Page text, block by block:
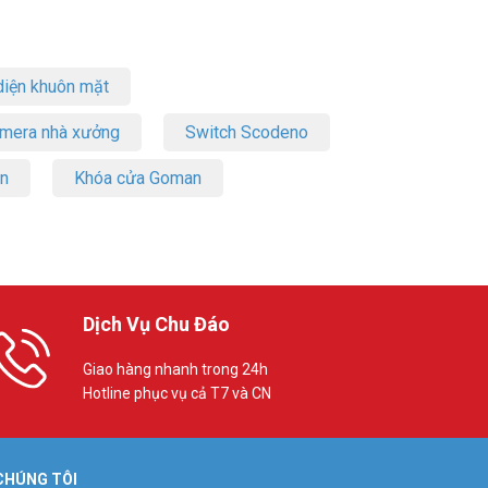
khuôn mặt
nhà xưởng Switch Scodeno
Khóa cửa Goman
Dịch Vụ Chu Đáo
Giao hàng nhanh trong 24h
Hotline phục vụ cả T7 và CN
TÔI